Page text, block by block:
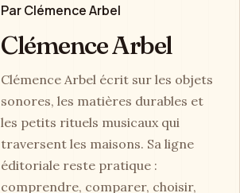
Par Clémence Arbel
Clémence Arbel
Clémence Arbel écrit sur les objets
sonores, les matières durables et
les petits rituels musicaux qui
traversent les maisons. Sa ligne
éditoriale reste pratique :
comprendre, comparer, choisir,